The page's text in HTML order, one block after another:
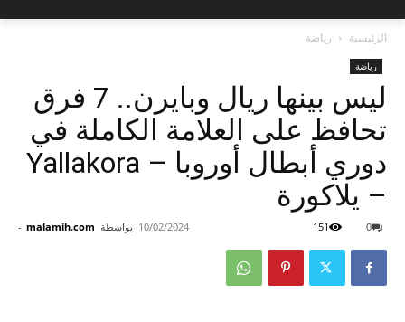
الرئيسية رياضة
رياضة
ليس بينها ريال وبايرن.. 7 فرق
تحافظ على العلامة الكاملة في
دوري أبطال أوروبا – Yallakora
– يلاكورة
بواسطة malamih.com
- 10/02/2024 0
151